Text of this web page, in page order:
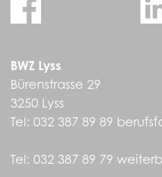
BWZ Lyss
Bürenstrasse 29
3250 Lyss
Tel: 032 387 89 89
Tel: 032 387 89 79